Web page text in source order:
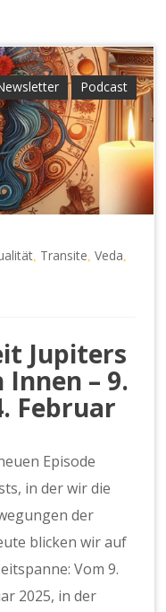
Podcast
Transite ,Veda
Jupiters
Innen – 9.
Februar
Episode
in der wir die
der
blicken wir auf
Vom 9.
2025, in der